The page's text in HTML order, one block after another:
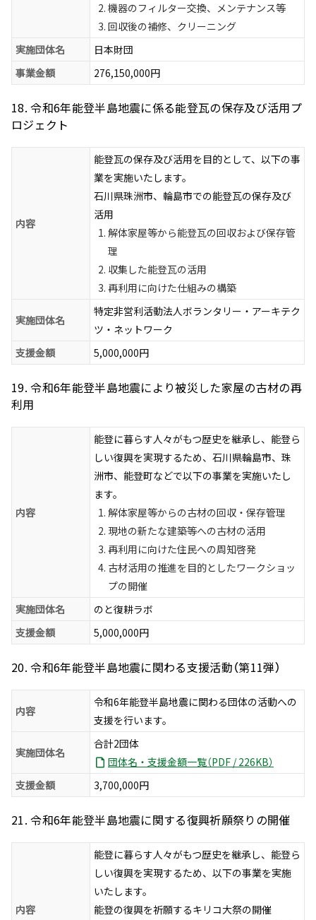
機器のフィルター交換、メンテナンス等
回収後の補修、クリーニング
実施団体名
日本財団
事業金額
276,150,000円
18. 令和6年能登半島地震に係る能登瓦の保存及び活用プ
ロジェクト
内容
能登瓦の保存及び活用を目的として、以下の事
業を実施いたします。
石川県珠洲市、輪島市での能登瓦の保存及び
活用
解体家屋等から能登瓦の回収および保存管
理
収集した能登瓦の活用
再利用に向けた仕組みの構築
実施団体名
特定非営利活動法人ボランタリー・アーキテク
ツ・ネットワーク
支援金額
5,000,000円
19. 令和6年能登半島地震により被災した家屋の古材の再
利用
内容
能登に暮らす人々がもつ歴史を継承し、能登ら
しい復興を実現するため、石川県輪島市、珠
洲市、能登町などで以下の事業を実施いたし
ます。
解体家屋等からの古材の回収・保存管理
現地の新たな建築等への古材の活用
再利用に向けた住民への周知啓発
古材活用の推進を目的としたワークショッ
プの開催
実施団体名
のと復耕ラボ
支援金額
5,000,000円
20. 令和6年能登半島地震に関わる支援活動（第11弾）
内容
令和6年能登半島地震に関わる団体の活動への
支援を行います。
実施団体名
合計2団体
団体名・支援金額一覧（PDF / 226KB）
支援金額
3,700,000円
21. 令和6年能登半島地震に関する復興祈願祭りの開催
内容
能登に暮らす人々がもつ歴史を継承し、能登ら
しい復興を実現するため、以下の事業を実施
いたします。
能登の復興を祈願するキリコ大祭の開催